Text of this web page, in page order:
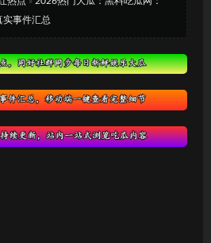
实事件汇总